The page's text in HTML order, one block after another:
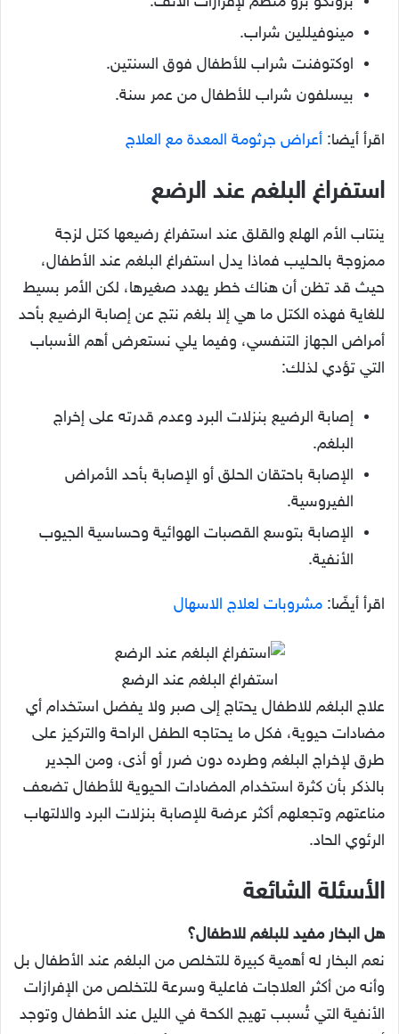
مينوفيللين شراب.
اوكتوفنت شراب للأطفال فوق السنتين.
بيسلفون شراب للأطفال من عمر سنة.
اقرأ أيضا: أعراض جرثومة المعدة مع العلاج
استفراغ البلغم عند الرضع
ينتاب الأم الهلع والقلق عند استفراغ رضيعها كتل لزجة
ممزوجة بالحليب فماذا يدل استفراغ البلغم عند الأطفال،
حيث قد تظن أن هناك خطر يهدد صغيرها، لكن الأمر بسيط
للغاية فهذه الكتل ما هي إلا بلغم نتج عن إصابة الرضيع بأحد
أمراض الجهاز التنفسي، وفيما يلي نستعرض أهم الأسباب
التي تؤدي لذلك:
إصابة الرضيع بنزلات البرد وعدم قدرته على إخراج
البلغم.
الإصابة باحتقان الحلق أو الإصابة بأحد الأمراض
الفيروسية.
الإصابة بتوسع القصبات الهوائية وحساسية الجيوب
الأنفية.
اقرأ أيضًا: مشروبات لعلاج الاسهال
استفراغ البلغم عند الرضع
علاج البلغم للاطفال يحتاج إلى صبر ولا يفضل استخدام أي
مضادات حيوية، فكل ما يحتاجه الطفل الراحة والتركيز على
طرق لإخراج البلغم وطرده دون ضرر أو أذى، ومن الجدير
بالذكر بأن كثرة استخدام المضادات الحيوية للأطفال تضعف
مناعتهم وتجعلهم أكثر عرضة للإصابة بنزلات البرد والالتهاب
الرئوي الحاد.
الأسئلة الشائعة
هل البخار مفيد للبلغم للاطفال؟
نعم البخار له أهمية كبيرة للتخلص من البلغم عند الأطفال بل
وأنه من أكثر العلاجات فاعلية وسرعة للتخلص من الإفرازات
الأنفية التي تُسبب تهيج الكحة في الليل عند الأطفال وتوجد